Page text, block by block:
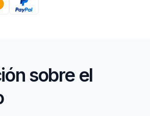
sobre el